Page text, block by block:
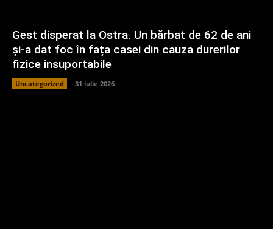
Gest disperat la Ostra. Un bărbat de 62 de ani
și-a dat foc în fața casei din cauza durerilor
fizice insuportabile
Uncategorized 31 iulie 2026